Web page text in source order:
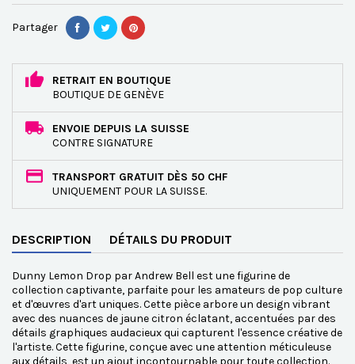
Partager
RETRAIT EN BOUTIQUE
BOUTIQUE DE GENÈVE
ENVOIE DEPUIS LA SUISSE
CONTRE SIGNATURE
TRANSPORT GRATUIT DÈS 50 CHF
UNIQUEMENT POUR LA SUISSE.
DESCRIPTION DÉTAILS DU PRODUIT
Dunny Lemon Drop par Andrew Bell est une figurine de
collection captivante, parfaite pour les amateurs de pop culture
et d'œuvres d'art uniques. Cette pièce arbore un design vibrant
avec des nuances de jaune citron éclatant, accentuées par des
détails graphiques audacieux qui capturent l'essence créative de
l'artiste. Cette figurine, conçue avec une attention méticuleuse
aux détails, est un ajout incontournable pour toute collection.